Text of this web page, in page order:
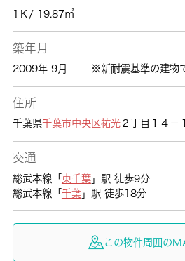
1Ｋ/ 19.87㎡
築年月
2009年 9月 ※新耐震基準の建物
住所
千葉県千葉市中央区祐光２丁目１４－
交通
総武本線「 東千葉」駅 徒歩9分
総武本線「 千葉」駅 徒歩18分
この物件周囲の